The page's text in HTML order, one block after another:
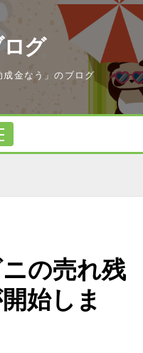
グ
金なう」のブログ
ニの売れ残
始しま